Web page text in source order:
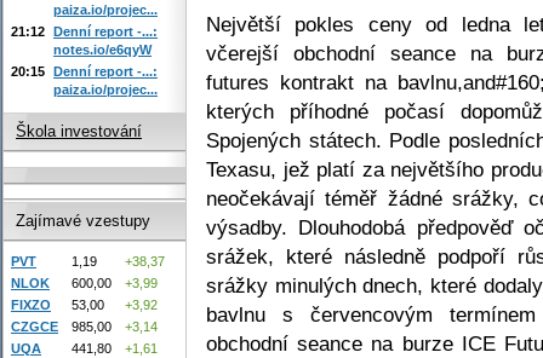
Největší pokles ceny od ledna
včerejší obchodní seance na
futures kontrakt na
kterých příhodné počasí
Spojených státech. Podle
Texasu, jež platí za největšího
neočekávají téměř žádné srážky,
výsadby. Dlouhodobá předpověď
srážek, které následně podpoří
srážky minulých dnech, které
bavlnu s červencovým
obchodní seance na burze ICE
paiza.io/projec...
21:12 Denní report -...:
notes.io/e6qyW
20:15 Denní report -...:
paiza.io/projec...
Škola investování
Zajímavé vzestupy
PVT 1,19
+38,37
NLOK
600,00
+3,99
FIXZO
53,00
+3,92
CZGCE
985,00
+3,14
UQA
441,80 +1,61